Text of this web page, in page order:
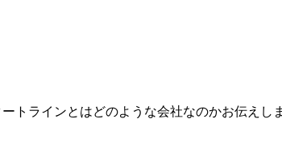
トラインとはどのような会社なのかお伝えしま